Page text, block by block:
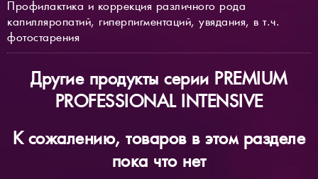
Профилактика и коррекция различного рода
капилляропатий, гиперпигментаций, увядания, в т.ч.
фотостарения
Другие продукты серии PREMIUM
PROFESSIONAL INTENSIVE
К сожалению, товаров в этом разделе
пока что нет